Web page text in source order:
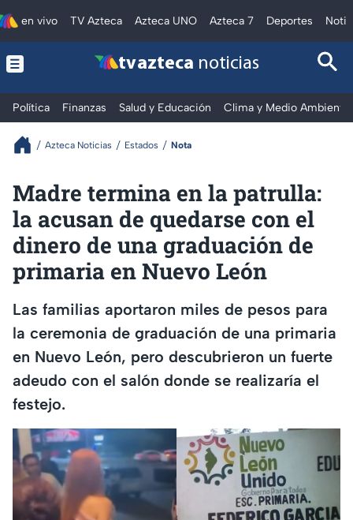
en vivo TV Azteca Azteca UNO Azteca 7 Deportes
tv azteca noticias
Política Finanzas Salud y Educación Clima y Medio Ambiente
Azteca Noticias Estados Nota
Madre termina en la patrulla:
la acusan de quedarse con el
dinero de una graduación de
primaria en Nuevo León
Las familias aportaron miles de pesos para
la ceremonia de graduación de una primaria
en Nuevo León, pero descubrieron un fuerte
adeudo con el salón donde se realizaría el
festejo.